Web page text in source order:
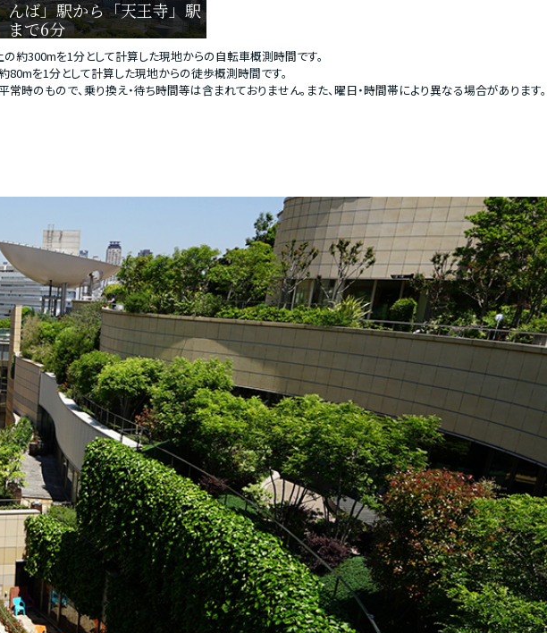
んば」駅から「天王寺」駅
まで6分
約300mを1分として計算した現地からの自転車概測時間です。
を1分として計算した現地からの徒歩概測時間です。
時のもので、乗り換え・待ち時間等は含まれておりません。また、曜日・時間帯により異なる場合があります。